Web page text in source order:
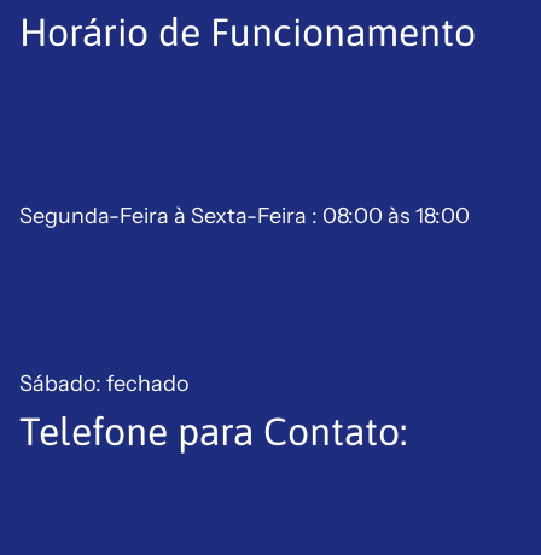
Horário de Funcionamento
Segunda-Feira à Sexta-Feira : 08:00 às 18:00
Sábado: fechado
Telefone para Contato: